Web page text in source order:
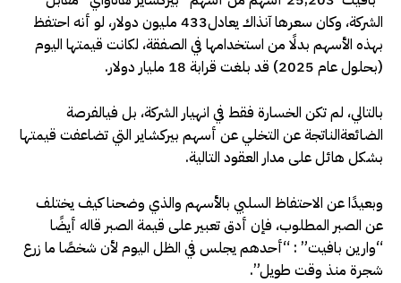
الشركة، وكان سعرها آنذاك يعادل433 مليون دولار، لو أنه احتفظ
بهذه الأسهم بدلًا من استخدامها في الصفقة، لكانت قيمتها اليوم
(بحلول عام 2025) قد بلغت قرابة 18 مليار دولار
.
بالتالي، لم تكن الخسارة فقط في انهيار الشركة، بل فيالفرصة
الضائعةالناتجة عن التخلي عن أسهم بيركشاير التي تضاعفت قيمتها
بشكل هائل على مدار العقود التالية.
وبعيدًا عن الاحتفاظ السلبي بالأسهم والذي وضحنا كيف يختلف
عن الصبر المطلوب، فإن أدق تعبير على قيمة الصبر قاله أيضًا
“وارين بافيت” : “أحدهم يجلس في الظل اليوم لأن شخصًا ما زرع
شجرة منذ وقت طويل”.